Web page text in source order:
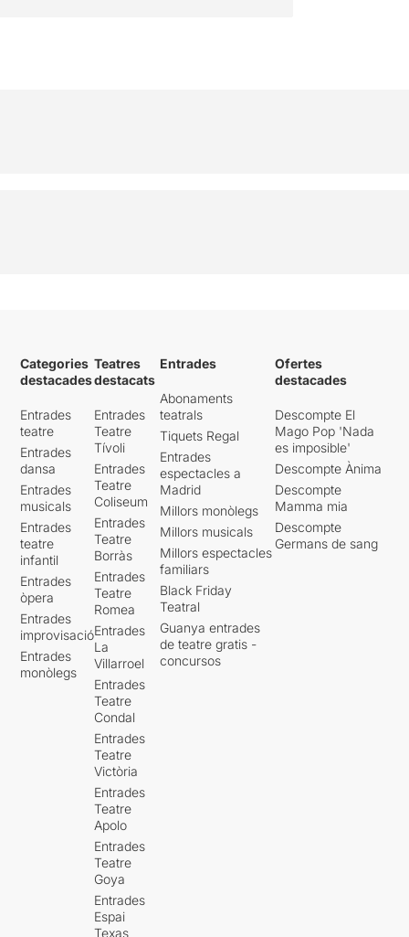
Categories
destacades
Entrades
teatre
Entrades
dansa
Entrades
musicals
Entrades
teatre
infantil
Entrades
òpera
Entrades
improvisació
Entrades
monòlegs
Teatres
destacats
Entrades
Teatre
Tívoli
Entrades
Teatre
Coliseum
Entrades
Teatre
Borràs
Entrades
Teatre
Romea
Entrades
La
Villarroel
Entrades
Teatre
Condal
Entrades
Teatre
Victòria
Entrades
Teatre
Apolo
Entrades
Teatre
Goya
Entrades
Espai
Texas
Entrades
Abonaments
teatrals
Tiquets Regal
Entrades
espectacles a
Madrid
Millors monòlegs
Millors musicals
Millors espectacles
familiars
Black Friday
Teatral
Guanya entrades
de teatre gratis -
concursos
Ofertes
destacades
Descompte El
Mago Pop 'Nada
es imposible'
Descompte Ànima
Descompte
Mamma mia
Descompte
Germans de sang